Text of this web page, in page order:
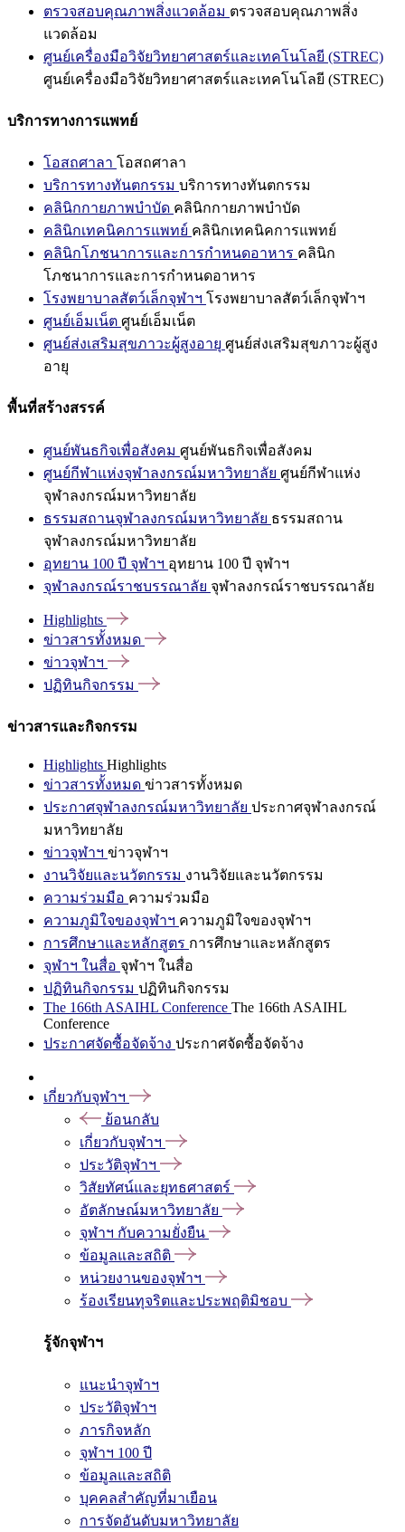
ตรวจสอบคุณภาพสิ่งแวดล้อม ตรวจสอบคุณภาพสิ่ง
แวดล้อม
ศูนย์เครื่องมือวิจัยวิทยาศาสตร์และเทคโนโลยี (STREC)
ศูนย์เครื่องมือวิจัยวิทยาศาสตร์และเทคโนโลยี (STREC)
บริการทางการแพทย์
โอสถศาลา โอสถศาลา
บริการทางทันตกรรม บริการทางทันตกรรม
คลินิกกายภาพบำบัด คลินิกกายภาพบำบัด
คลินิกเทคนิคการแพทย์ คลินิกเทคนิคการแพทย์
คลินิกโภชนาการและการกำหนดอาหาร คลินิก
โภชนาการและการกำหนดอาหาร
โรงพยาบาลสัตว์เล็กจุฬาฯ โรงพยาบาลสัตว์เล็กจุฬาฯ
ศูนย์เอ็มเน็ต ศูนย์เอ็มเน็ต
ศูนย์ส่งเสริมสุขภาวะผู้สูงอายุ ศูนย์ส่งเสริมสุขภาวะผู้สูง
อายุ
พื้นที่สร้างสรรค์
ศูนย์พันธกิจเพื่อสังคม ศูนย์พันธกิจเพื่อสังคม
ศูนย์กีฬาแห่งจุฬาลงกรณ์มหาวิทยาลัย ศูนย์กีฬาแห่ง
จุฬาลงกรณ์มหาวิทยาลัย
ธรรมสถานจุฬาลงกรณ์มหาวิทยาลัย ธรรมสถาน
จุฬาลงกรณ์มหาวิทยาลัย
อุทยาน 100 ปี จุฬาฯ อุทยาน 100 ปี จุฬาฯ
จุฬาลงกรณ์ราชบรรณาลัย จุฬาลงกรณ์ราชบรรณาลัย
Highlights
ข่าวสารทั้งหมด
ข่าวจุฬาฯ
ปฏิทินกิจกรรม
ข่าวสารและกิจกรรม
Highlights Highlights
ข่าวสารทั้งหมด ข่าวสารทั้งหมด
ประกาศจุฬาลงกรณ์มหาวิทยาลัย ประกาศจุฬาลงกรณ์
มหาวิทยาลัย
ข่าวจุฬาฯ ข่าวจุฬาฯ
งานวิจัยและนวัตกรรม งานวิจัยและนวัตกรรม
ความร่วมมือ ความร่วมมือ
ความภูมิใจของจุฬาฯ ความภูมิใจของจุฬาฯ
การศึกษาและหลักสูตร การศึกษาและหลักสูตร
จุฬาฯ ในสื่อ จุฬาฯ ในสื่อ
ปฏิทินกิจกรรม ปฏิทินกิจกรรม
The 166th ASAIHL Conference The 166th ASAIHL
Conference
ประกาศจัดซื้อจัดจ้าง ประกาศจัดซื้อจัดจ้าง
เกี่ยวกับจุฬาฯ
ย้อนกลับ
เกี่ยวกับจุฬาฯ
ประวัติจุฬาฯ
วิสัยทัศน์และยุทธศาสตร์
อัตลักษณ์มหาวิทยาลัย
จุฬาฯ กับความยั่งยืน
ข้อมูลและสถิติ
หน่วยงานของจุฬาฯ
ร้องเรียนทุจริตและประพฤติมิชอบ
รู้จักจุฬาฯ
แนะนำจุฬาฯ
ประวัติจุฬาฯ
ภารกิจหลัก
จุฬาฯ 100 ปี
ข้อมูลและสถิติ
บุคคลสำคัญที่มาเยือน
การจัดอันดับมหาวิทยาลัย